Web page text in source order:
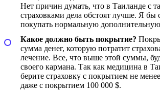
Нет причин думать, что в Таиланде с
страховками дела обстоят лучше. Я бы
покупать нормальную дополнительную
Какое должно быть покрытие?
сумма денег, которую потратит
лечение. Все, что выше этой суммы,
своего кармана. Так как медицина в
берите страховку с покрытием не
даже с покрытием 100 000 $.